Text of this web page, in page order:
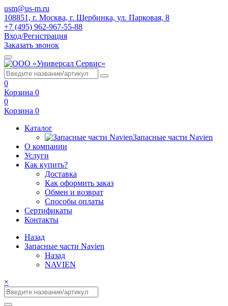
usm@us-m.ru
108851, г. Москва, г. Щербинка, ул. Парковая, 8
+7 (495) 962-967-55-88
Вход/Регистрация
Заказать звонок
0
Корзина 0
0
Корзина 0
Каталог
Запасные части Navien
О компании
Услуги
Как купить?
Доставка
Как оформить заказ
Обмен и возврат
Способы оплаты
Сертификаты
Контакты
Назад
Запасные части Navien
Назад
NAVIEN
×